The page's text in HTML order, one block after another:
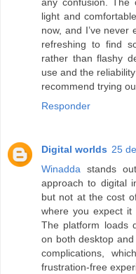
light and
now, and I’ve never
refreshing to find
rather than flashy
use and the
recommend trying
Responder
Digital worlds 25
Winadda stands
approach to digital
but not at the cost
where you expect it
The platform loads
on both desktop
complications,
frustration-free